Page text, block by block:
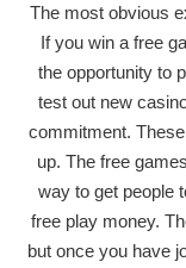
The most obvious
If you win a free
the opportunity to
test out new
commitment.
up. The free
way to get people
free play money.
but once you have